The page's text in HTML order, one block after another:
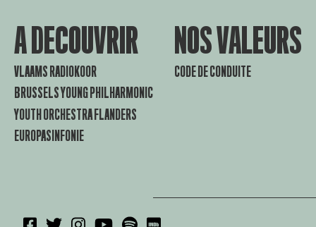
A DECOUVRIR
VLAAMS RADIOKOOR
BRUSSELS YOUNG PHILHARMONIC
YOUTH ORCHESTRA FLANDERS
EUROPASINFONIE
NOS VALEURS
CODE DE CONDUITE